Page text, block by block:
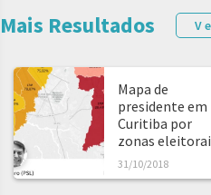
Mais Resultados
Mapa de
presidente em
Curitiba por
zonas
31/10/2018